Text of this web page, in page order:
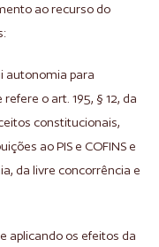
ao recurso do
autonomia para
o art. 195, § 12, da
constitucionais,
ao PIS e COFINS e
da livre concorrência e
aplicando os efeitos da